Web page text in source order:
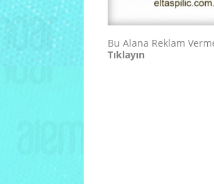
Bu Alana Reklam
Tıklayın